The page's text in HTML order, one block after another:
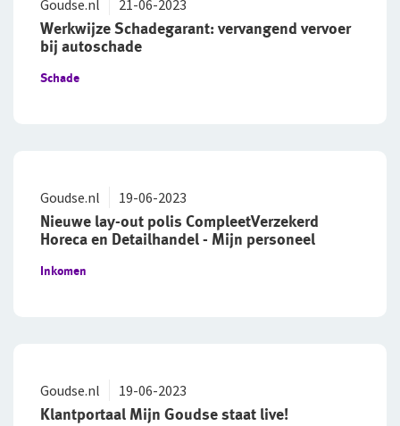
Onze cijfers
Ons beleid
Werken bij De Goudse
Sollicitatieprocedure
Werkwijze Schadegarant: vervangend vervoer
bij autoschade
Goudse.nl 21-06-2023
Schade
Nieuwe lay-out polis CompleetVerzekerd
Horeca en Detailhandel - Mijn personeel
Goudse.nl 19-06-2023
Inkomen
Klantportaal Mijn Goudse staat live!
Goudse.nl 19-06-2023